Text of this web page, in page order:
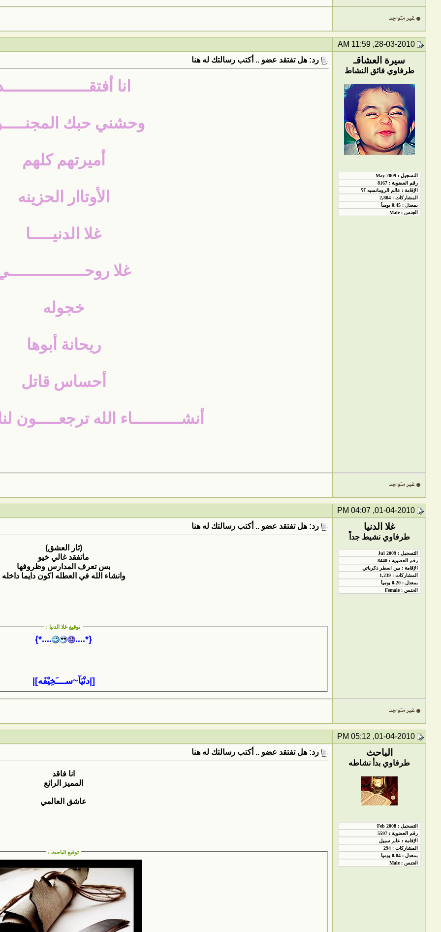
سيرة العشاقـ
طرفاوي فائق النشاط
رد: هل تفتقد عضو .. أكتب رسالتك له هنا
انا
وحشني حبك
أميرتهم كلهم
الأوتاار الحزينه
غلا الدنيـــــا
غلا
خجوله
ريحانة أبوها
أحساس قاتل
أنشـــــــــــاء الله ترجعـــــون
غلا الدنيا
طرفاوي نشيط جداً
رد: هل تفتقد عضو .. أكتب رسالتك له هنا
(ثار العشق)
ماتفقد غالي خيو
بس تعرف المدارس وظروفها
وانشاء الله في العطله اكون دايما داخله
توقيع غلا الدنيا :
{*....
....*}
[|دنْيَآ~ســــَخِيْفَه]|
الباحث
طرفاوي بدأ نشاطه
رد: هل تفتقد عضو .. أكتب رسالتك له هنا
انا فاقد
المميز الرائع
عاشق العالمي
توقيع الباحث :